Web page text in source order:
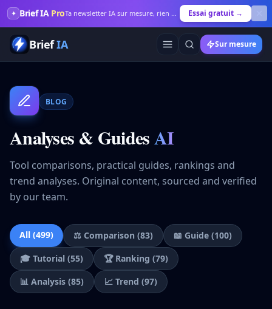
✦ Brief IA Pro Ta newsletter IA sur mesure, rien que pour toi Essai gratuit →
BriefIA Sur mesure
BLOG
Analyses & GuidesAI
Tool comparisons, practical guides, rankings and
trend analyses. Original content, sourced and verified
by our team.
All (499) ⚖️ Comparison (83) 📖 Guide (100)
🎓 Tutorial (55) 🏆 Ranking (79)
📊 Analysis (85) 📈 Trend (97)